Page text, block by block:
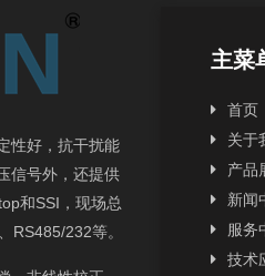
性好，抗干扰能
信号外，还提供
和SSI，现场总
RS485/232等。
主菜
首页
关于
产品
新闻
服务
技术